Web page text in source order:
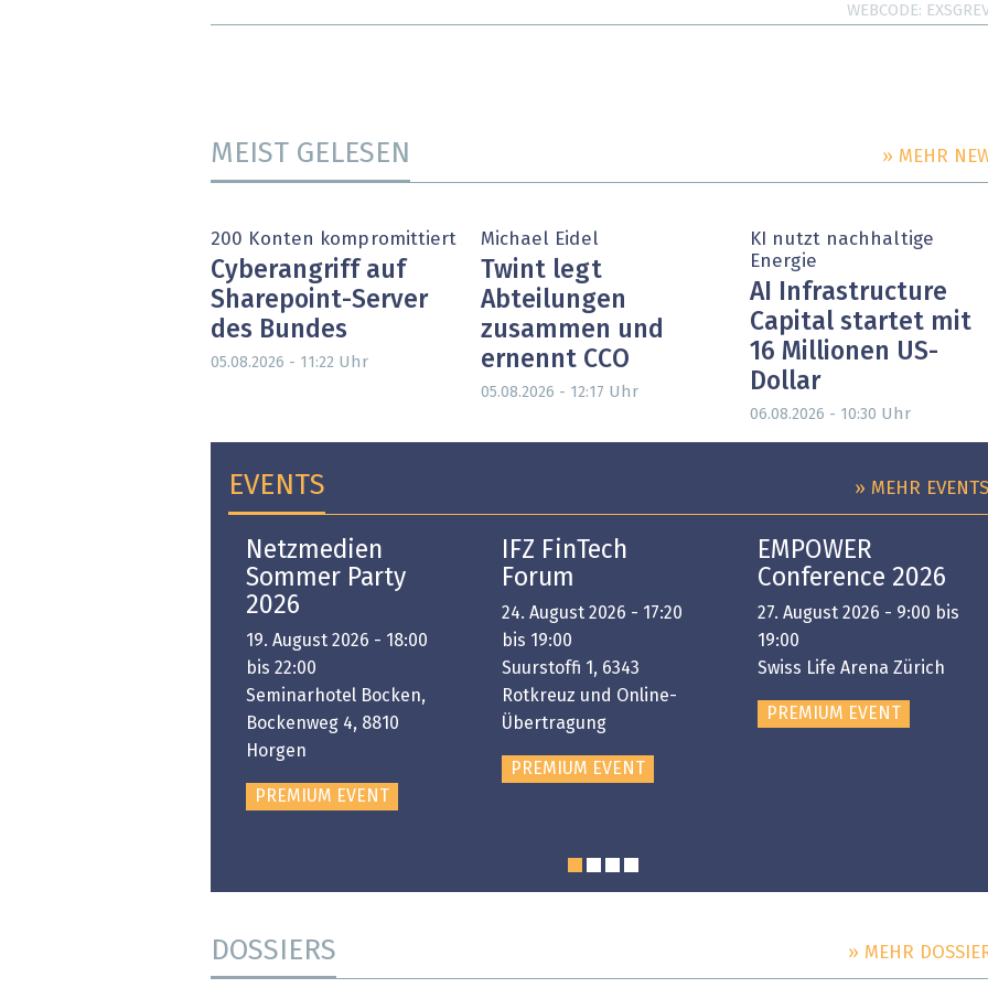
WEBCODE
MEIST GELESEN » MEHR
200 Konten kompromittiert
Cyberangriff auf
Sharepoint-Server
des Bundes
05.08.2026 - 11:22 Uhr
Michael Eidel
Twint legt
Abteilungen
zusammen und
ernennt CCO
05.08.2026 - 12:17 Uhr
KI nutzt nachhaltige
Energie
AI Infrastructure
Capital startet mit
16 Millionen US-
Dollar
06.08.2026 - 10:30 Uhr
EVENTS » MEHR EVENTS
Netzmedien
Sommer Party
2026
19. August 2026 - 18:00
bis 22:00
Seminarhotel Bocken,
Bockenweg 4, 8810
Horgen
PREMIUM EVENT
IFZ FinTech
Forum
24. August 2026 - 17:20
bis 19:00
Suurstoffi 1, 6343
Rotkreuz und Online-
Übertragung
PREMIUM EVENT
EMPOWER
Conference 2026
27. August 2026 - 9:00 bis
19:00
Swiss Life Arena Zürich
PREMIUM EVENT
DOSSIERS » MEHR